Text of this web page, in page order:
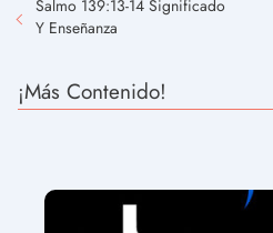
Salmo 139:13-14 Significado
Y Enseñanza
¡Más Contenido!